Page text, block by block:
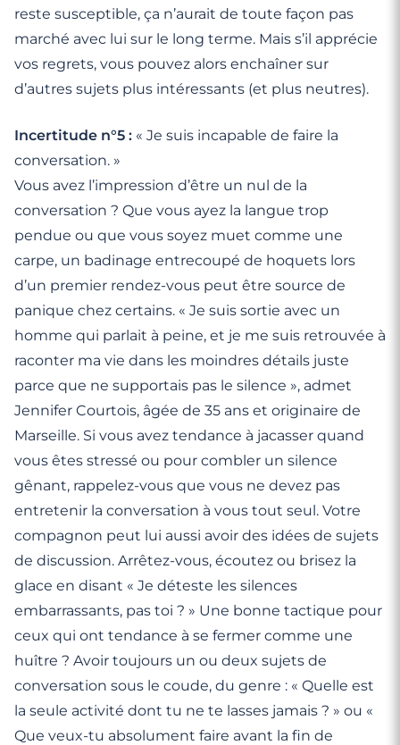
reste susceptible, ça n’aurait de toute façon pas
marché avec lui sur le long terme. Mais s’il apprécie
vos regrets, vous pouvez alors enchaîner sur
d’autres sujets plus intéressants (et plus neutres).
Incertitude n°5 : « Je suis incapable de faire la
conversation. »
Vous avez l’impression d’être un nul de la
conversation ? Que vous ayez la langue trop
pendue ou que vous soyez muet comme une
carpe, un badinage entrecoupé de hoquets lors
d’un premier rendez-vous peut être source de
panique chez certains. « Je suis sortie avec un
homme qui parlait à peine, et je me suis retrouvée à
raconter ma vie dans les moindres détails juste
parce que ne supportais pas le silence », admet
Jennifer Courtois, âgée de 35 ans et originaire de
Marseille. Si vous avez tendance à jacasser quand
vous êtes stressé ou pour combler un silence
gênant, rappelez-vous que vous ne devez pas
entretenir la conversation à vous tout seul. Votre
compagnon peut lui aussi avoir des idées de sujets
de discussion. Arrêtez-vous, écoutez ou brisez la
glace en disant « Je déteste les silences
embarrassants, pas toi ? » Une bonne tactique pour
ceux qui ont tendance à se fermer comme une
huître ? Avoir toujours un ou deux sujets de
conversation sous le coude, du genre : « Quelle est
la seule activité dont tu ne te lasses jamais ? » ou «
Que veux-tu absolument faire avant la fin de